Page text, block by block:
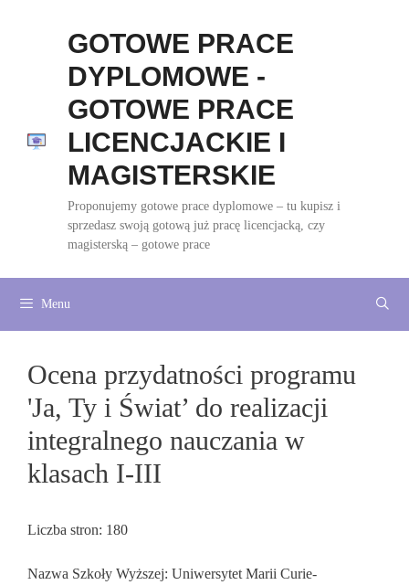
GOTOWE PRACE
DYPLOMOWE -
GOTOWE PRACE
LICENCJACKIE I
MAGISTERSKIE
Proponujemy gotowe prace dyplomowe – tu kupisz i
sprzedasz swoją gotową już pracę licencjacką, czy
magisterską – gotowe prace
Menu
Ocena przydatności programu
'Ja, Ty i Świat’ do realizacji
integralnego nauczania w
klasach I-III
Liczba stron: 180
Nazwa Szkoły Wyższej: Uniwersytet Marii Curie-